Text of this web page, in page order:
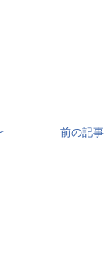
前の記事